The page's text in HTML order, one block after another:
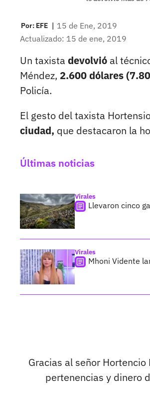
Por: EFE | 15 de Ene, 2019
Actualizado: 15 de ene, 2019
Un taxista devolvió al
Méndez, 2.600 dólares
Policía.
El gesto del taxista
ciudad, que destacaron la
Últimas noticias
Virales
Llevaron cinco
Virales
Mhoni Vidente
Gracias al señor
pertenencias y dinero